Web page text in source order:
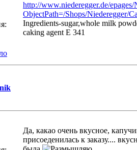
http://www.niederegger.de/epages/
ObjectPath=/Shops/Niederegger/
Ingredients-sugar,whole milk
caking agent E 341
Да, какао очень вкусное,
присоеденилась к заказу....